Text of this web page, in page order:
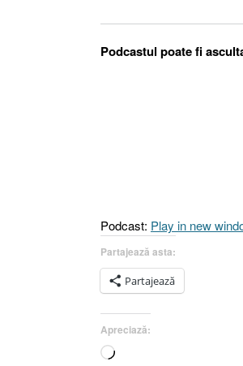
Podcastul poate fi
Podcast: Play in new
Partajează asta:
Partajează
Apreciază:
Încarc...